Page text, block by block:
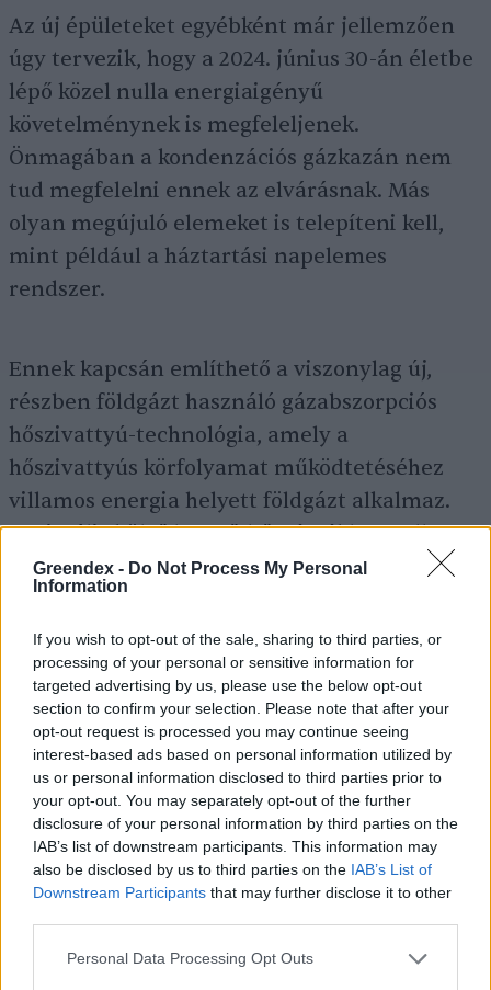
Greendex - Do Not Process My Personal
Information
If you wish to opt-out of the sale, sharing to third parties, or
processing of your personal or sensitive information for
targeted advertising by us, please use the below opt-out
section to confirm your selection. Please note that after your
opt-out request is processed you may continue seeing
interest-based ads based on personal information utilized by
us or personal information disclosed to third parties prior to
your opt-out. You may separately opt-out of the further
disclosure of your personal information by third parties on the
IAB’s list of downstream participants. This information may
also be disclosed by us to third parties on the IAB’s List of
Downstream Participants that may further disclose it to other
Personal Data Processing Opt Outs
Az új épületeket egyébként már jellemzően
úgy tervezik, hogy a 2024. június 30-án életbe
lépő közel nulla energiaigényű
követelménynek is megfeleljenek.
Önmagában a kondenzációs gázkazán nem
tud megfelelni ennek az elvárásnak. Más
olyan megújuló elemeket is telepíteni kell,
mint például a háztartási napelemes
rendszer.
Ennek kapcsán említhető a viszonylag új,
részben földgázt használó gázabszorpciós
hőszivattyú-technológia, amely a
hőszivattyús körfolyamat működtetéséhez
villamos energia helyett földgázt alkalmaz.
Optimális külső levegő-hőmérséklet mellett
ez 30–50 százaléknyi megújuló energiát tud
magához venni. További előnye, hogy magas
vízhőmérsékletet képes előállítani, így
meglévő radiátoros fűtéshez is illeszthető. Az
alacsonyabb gázárak korábbi időszakában ez
a több millió forintos beruházással
telepíthető technológia is terjedt, ha nem is
tömegesen.
A környezet- és klímavédelmi követelmények
szigorodásának részeként a lakossági fűtést a
kereskedelmi rendszer (EU ETS)